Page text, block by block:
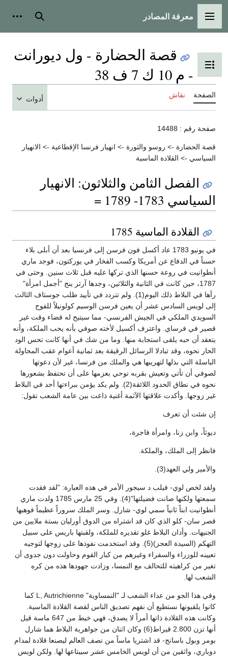
القائمة الرئيسية
معرفة المصادر بحث
تبديل عرض جدول المحتويات
قصة الحضارة - ول ديورانت
- م 10 ك 7 ف 38
الصفحة نقاش أدوات
صفحة رقم : 14488
قصة الحضارة -> روسو والثورة -> انهيار فرنسا الإقطاعية -> الانهيار
السياسي -> القلادة الماسية
الفصل الثامن والثلاثون: الانهيار
السياسي 1783- 1789 =
القلادة الماسية 1785
في يونيو 1783 عاد أكسل فون فرسن إلى فرنسيا بعد أن أبلى بلاء
حسناً في الدفاع عن أمريكا وكسب الفخار في يوركتون، فوجد ماري
أنطوانيت في روعة حسنها الذي تركها عليه قبل ثلاث سنين. وحتى في
1787، حين كانت في الثانية والثلاثين، وجدها آرثر ينج "أجمل امرأة"
رآها في البلاط ذلك اليوم(1). ولم تتردد في تأييد طلب جوستاف الثالث
إلى لويس السادس عشر أن يعين فرسن الوسيم كولونيلاً للفوج
السويدي الملكي في الجيش الفرنسي- مما سيتيح له قضاء وقت غير
قصير في فرساي. واعترف أكسيل لأخته صوفي بأنه يحب الملكة، وأنه
يتعقد أن حبه يلقى استجابة منها. وما من شك في أنها كانت تحس الود
الحار نحوه، وقد تبادلا الرسائل الرقيقة بعد ثمانية أعوام عقب المحاولة
الباسلة التي بذلها لتهريبها هي والملك من فرنسا، غير لأن دعوتها
لصوفي أن تأتي وتعيش بقربه توحي بعزمها على أن تحتفظ بشعورها
نحوه في نطاق الحدود اللائقة(2). ولم يكد يؤمن ببراءتها أحد في البلاط
غير زوجها. وأكدت علاقتها الآثمة أغنية ذاعت بين عامة الشعب تقول:
إن شئت أن تعرف
ديوثاً، وابن زنا، وامرأة فاجرة،
فانظر إلى الملك، والملكة.
والأمير ولي العهد(3).
ولقد لخص لوي- فيلب د سيجور الأمر في هذه العبارة: "لقد فقدت
سمعتها ولكنها صانت فضيلتها"(4). وفي 25 مارس 1785 ولدت ماري
أنطوانيت ابناً ثانياً سمي لوي- شارل. وسر الملك سروراً عظيماً فوهبها
قصر سان- كلو الذي كان قد اشتراه من الدوق أورليان بستة ملايين من
الجنيهات. وأدان البلاط غلو تقديره للملكة، ولقبتها باريس على سبيل
التهكم (السيدة العجز)(5). وقد استخدمت نفوذها على زوجها لتوجيه
تعيينه للوزراء والسفراء وغيرهم من كبار القوم وحاولت دون جدوى أن
تغير من كراهيته للتحالف مع النمسا، وزادت جهودها هذه من كره
الشعب لها.
وفي هذا الجو من عداء الشعب لـ "النمساوية" L, Autrichienne كما
كانوا يلقبونها نستطيع أن نفهم تصديق الناس لقصة القلادة الماسية.
وكانت هذه القلادة ذاتها أمراً لا يصدق، فهي خيط من 647 ماسة قيل
أنها تزن 2.800 قيراط(6) وكان اثنان من جواهرية البلاط هما شارل
بومر وبول باسانج- قد اشتريا ماساً من نصف العالم ليصنعا قلادة لمدام
دوباري، واثقين من أن لويس الخامس عشر سيبتاعها لها. ولكن لويس